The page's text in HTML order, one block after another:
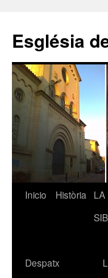
contenido
Església
Inicio Història
LA
Despatx